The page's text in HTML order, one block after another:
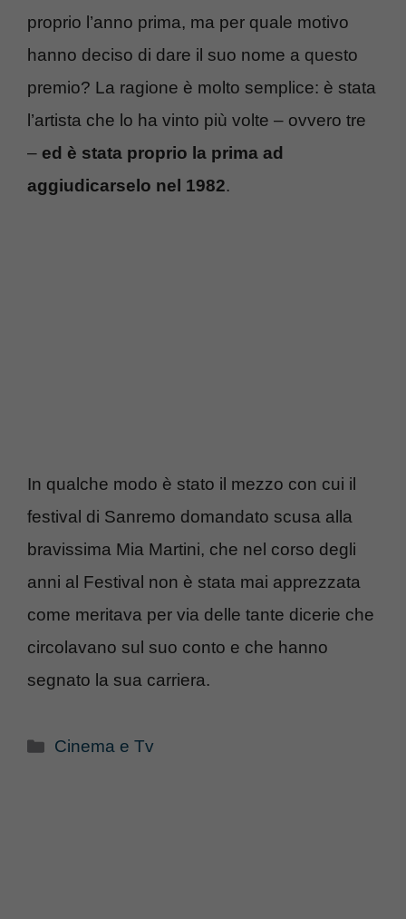
proprio l’anno prima, ma per quale motivo
hanno deciso di dare il suo nome a questo
premio? La ragione è molto semplice: è stata
l’artista che lo ha vinto più volte – ovvero tre
– ed è stata proprio la prima ad
aggiudicarselo nel 1982.
In qualche modo è stato il mezzo con cui il
festival di Sanremo domandato scusa alla
bravissima Mia Martini, che nel corso degli
anni al Festival non è stata mai apprezzata
come meritava per via delle tante dicerie che
circolavano sul suo conto e che hanno
segnato la sua carriera.
Categorie
Cinema e Tv